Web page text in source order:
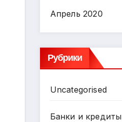
Апрель 2020
Рубрики
Uncategorised
Банки и кредиты